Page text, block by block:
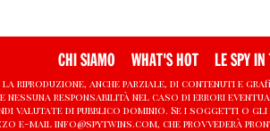
CHI SIAMO WHAT'S HOT LE SPY IN
riproduzione, anche parziale, di contenuti e
nessuna responsabilità nel caso di errori
valutate di pubblico dominio. Se i soggetti
e-mail info@spytwins.com, che provvederà